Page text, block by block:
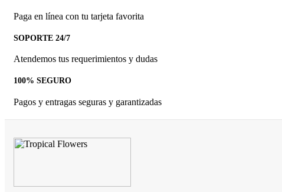
Paga en línea con tu tarjeta favorita
SOPORTE 24/7
Atendemos tus requerimientos y dudas
100% SEGURO
Pagos y entragas seguras y garantizadas